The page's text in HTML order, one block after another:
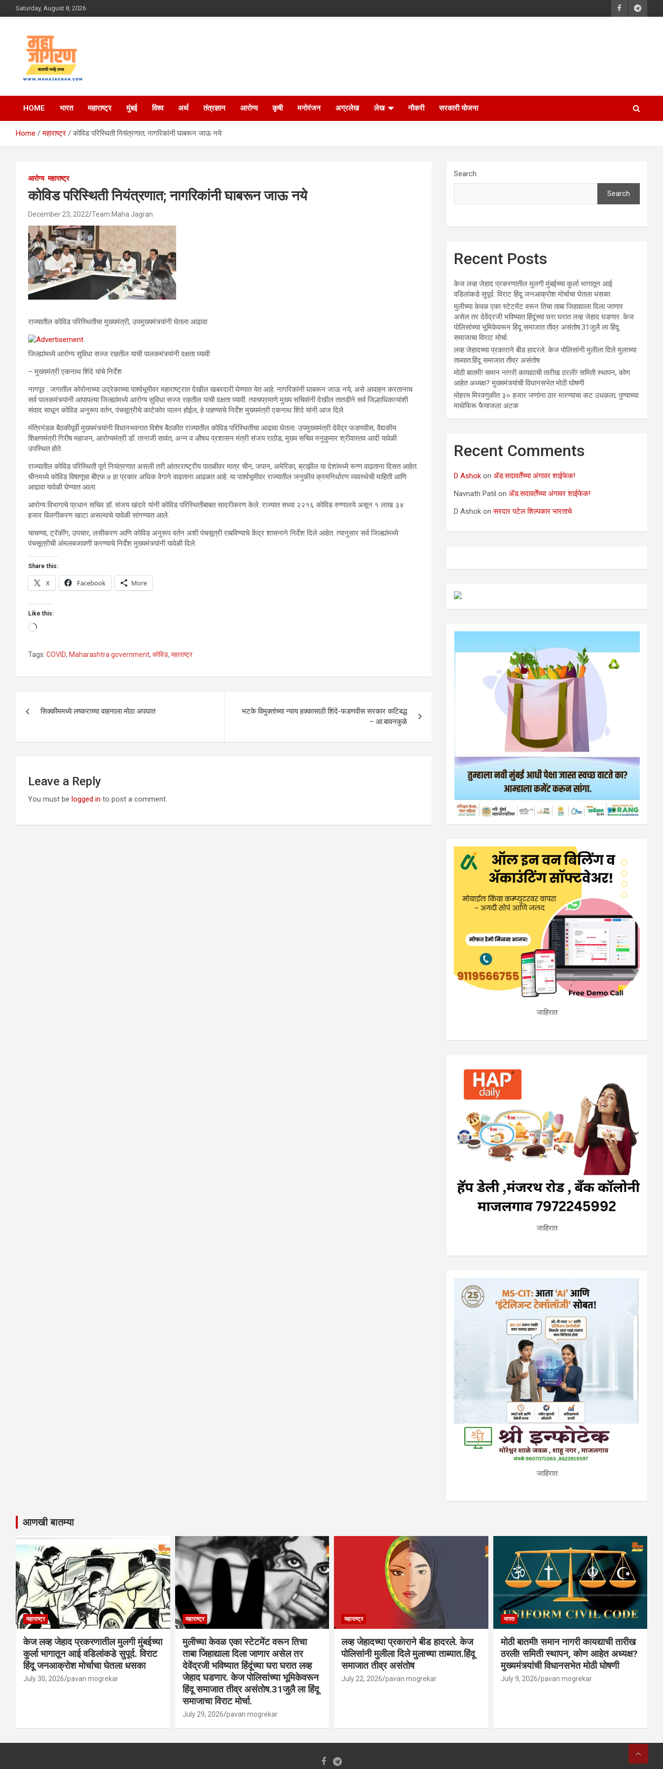
to
Saturday, August 8, 2026
महा जागरण
HOME भारत महाराष्ट्र मुंबई विश्व अर्थ तंत्रज्ञान आरोग्य कृषी मनोरंजन अग्रलेख लेख नौकरी सरकारी योजना
Home महाराष्ट्र कोविड परिस्थिती नियंत्रणात; नागरिकांनी घाबरून जाऊ नये
आरोग्य महाराष्ट्र
कोविड परिस्थिती नियंत्रणात; नागरिकांनी घाबरून जाऊ नये
December 23, 2022 Team Maha Jagran
राज्यातील कोविड परिस्थितीचा मुख्यमंत्री, उपमुख्यमंत्र्यांनी घेतला आढावा
जिल्ह्यांमध्ये आरोग्य सुविधा सज्ज राहतील याची पालकमंत्र्यांनी दक्षता घ्यावी
– मुख्यमंत्री एकनाथ शिंदे यांचे निर्देश
नागपूर : जगातील कोरोनाच्या उद्रेकाच्या पार्श्वभूमीवर महाराष्ट्रात देखील खबरदारी घेण्यात येत आहे. नागरिकांनी घाबरून जाऊ नये, असे आवाहन करतानाच
सर्व पालकमंत्र्यांनी आपापल्या जिल्ह्यांमध्ये आरोग्य सुविधा सज्ज राहतील याची दक्षता घ्यावी. त्याचप्रमाणे मुख्य सचिवांनी देखील तातडीने सर्व जिल्हाधिकाऱ्यांशी
संवाद साधून कोविड अनुरूप वर्तन, पंचसूत्रीचे काटेकोर पालन होईल, हे पाहण्याचे निर्देश मुख्यमंत्री एकनाथ शिंदे यांनी आज दिले.
मंत्रिमंडळ बैठकीपूर्वी मुख्यमंत्र्यांनी विधानभवनात विशेष बैठकीत राज्यातील कोविड परिस्थितीचा आढावा घेतला. उपमुख्यमंत्री देवेंद्र फडणवीस, वैद्यकीय
शिक्षणमंत्री गिरीष महाजन, आरोग्यमंत्री डॉ. तानाजी सावंत, अन्न व औषध प्रशासन मंत्री संजय राठोड, मुख्य सचिव मनुकुमार श्रीवास्तव आदी यावेळी
उपस्थित होते.
राज्यातील कोविड परिस्थिती पूर्ण नियंत्रणात असली तरी आंतरराष्ट्रीय पातळीवर मात्र चीन, जपान, अमेरिका, ब्राझील या देशांमध्ये रूग्ण वाढताना दिसत आहेत.
चीनमध्ये कोविड विषाणूचा बीएफ.७ हा प्रकार अधिक वेगाने वाढताना आढळत आहे. या पार्श्वभूमीवर राज्यातील जनुकीय क्रमनिर्धारण व्यवस्थेची माहिती आणि
आढावा यावेळी घेण्यात आला.
आरोग्य विभागाचे प्रधान सचिव डॉ. संजय खंदारे यांनी कोविड परिस्थितीबाबत सादरीकरण केले. राज्यात सध्या २२१६ कोविड रुग्णालये असून १ लाख ३४
हजार विलगीकरण खाटा असल्याचे यावेळी सांगण्यात आले.
चाचण्या, ट्रॅकींग, उपचार, लसीकरण आणि कोविड अनुरूप वर्तन अशी पंचसूत्री राबविण्याचे केंद्र शासनाने निर्देश दिले आहेत. त्यानुसार सर्व जिल्ह्यांमध्ये
पंचसूत्रीची अंमलबजावणी करण्याचे निर्देश मुख्यमंत्र्यांनी यावेळी दिले.
Share this:
X Facebook More
Like this:
Loading…
Tags: COVID, Maharashtra government, कोविड, महाराष्ट्र
सिक्कीममध्ये लष्कराच्या वाहनाला मोठा अपघात
भटके विमुक्तांच्या न्याय हक्कासाठी शिंदे-फडणवीस सरकार कटिबद्ध
– आ.बावनकुळे
Leave a Reply
You must be logged in to post a comment.
Search
Search
Recent Posts
केज लव्ह जेहाद प्रकरणातील मुलगी मुंबईच्या कुर्ला भागातून आई
वडिलांकडे सुपूर्द. विराट हिंदू जनआक्रोश मोर्चाचा घेतला धसका
मुलीच्या केवळ एका स्टेटमेंट वरून तिचा ताबा जिहाद्याला दिला जाणार
असेल तर देवेंद्रजी भविष्यात हिंदूंच्या घरा घरात लव्ह जेहाद घडणार. केज
पोलिसांच्या भूमिकेवरून हिंदू समाजात तीव्र असंतोष.31जुलै ला हिंदू
समाजाचा विराट मोर्चा.
लव्ह जेहादच्या प्रकाराने बीड हादरले. केज पोलिसांनी मुलीला दिले मुलाच्या
ताब्यात.हिंदू समाजात तीव्र असंतोष
मोठी बातमी! समान नागरी कायद्याची तारीख ठरली! समिती स्थापन, कोण
आहेत अध्यक्ष? मुख्यमंत्र्यांची विधानसभेत मोठी घोषणी
मोहरम मिरवणुकीत ३० हजार जणांना ठार मारण्‍याचा कट उधळला; पुण्‍याच्‍या
माथेफिरू फैयाजला अटक
Recent Comments
D Ashok onॲड.सदावर्तेंच्या अंगावर शाईफेक!
Navnath Patil onॲड.सदावर्तेंच्या अंगावर शाईफेक!
D Ashok onसरदार पटेल शिल्पकार भारताचे
जाहिरात
जाहिरात
जाहिरात
आणखी बातम्या
महाराष्ट्र
केज लव्ह जेहाद प्रकरणातील मुलगी मुंबईच्या
कुर्ला भागातून आई वडिलांकडे सुपूर्द. विराट
हिंदू जनआक्रोश मोर्चाचा घेतला धसका
July 30, 2026 pavan mogrekar
महाराष्ट्र
मुलीच्या केवळ एका स्टेटमेंट वरून तिचा
ताबा जिहाद्याला दिला जाणार असेल तर
देवेंद्रजी भविष्यात हिंदूंच्या घरा घरात लव्ह
जेहाद घडणार. केज पोलिसांच्या भूमिकेवरून
हिंदू समाजात तीव्र असंतोष.31जुलै ला हिंदू
समाजाचा विराट मोर्चा.
July 29, 2026 pavan mogrekar
महाराष्ट्र
लव्ह जेहादच्या प्रकाराने बीड हादरले. केज
पोलिसांनी मुलीला दिले मुलाच्या ताब्यात.हिंदू
समाजात तीव्र असंतोष
July 22, 2026 pavan mogrekar
भारत
मोठी बातमी! समान नागरी कायद्याची तारीख
ठरली! समिती स्थापन, कोण आहेत अध्यक्ष?
मुख्यमंत्र्यांची विधानसभेत मोठी घोषणी
July 9, 2026 pavan mogrekar